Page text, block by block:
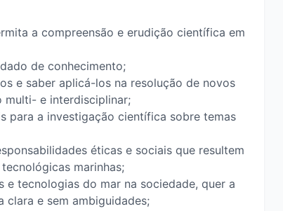
a compreensão e erudição científica em
de conhecimento;
e saber aplicá-los na resolução de novos
multi- e interdisciplinar;
para a investigação científica sobre temas
éticas e sociais que resultem
marinhas;
tecnologias do mar na sociedade, quer a
clara e sem ambiguidades;